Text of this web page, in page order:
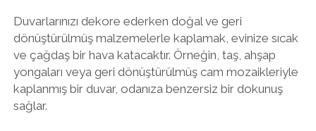
Duvarlarınızı dekore ederken doğal ve geri
dönüştürülmüş malzemelerle kaplamak, evinize sıcak
ve çağdaş bir hava katacaktır. Örneğin, taş, ahşap
yongaları veya geri dönüştürülmüş cam mozaikleriyle
kaplanmış bir duvar, odanıza benzersiz bir dokunuş
sağlar.